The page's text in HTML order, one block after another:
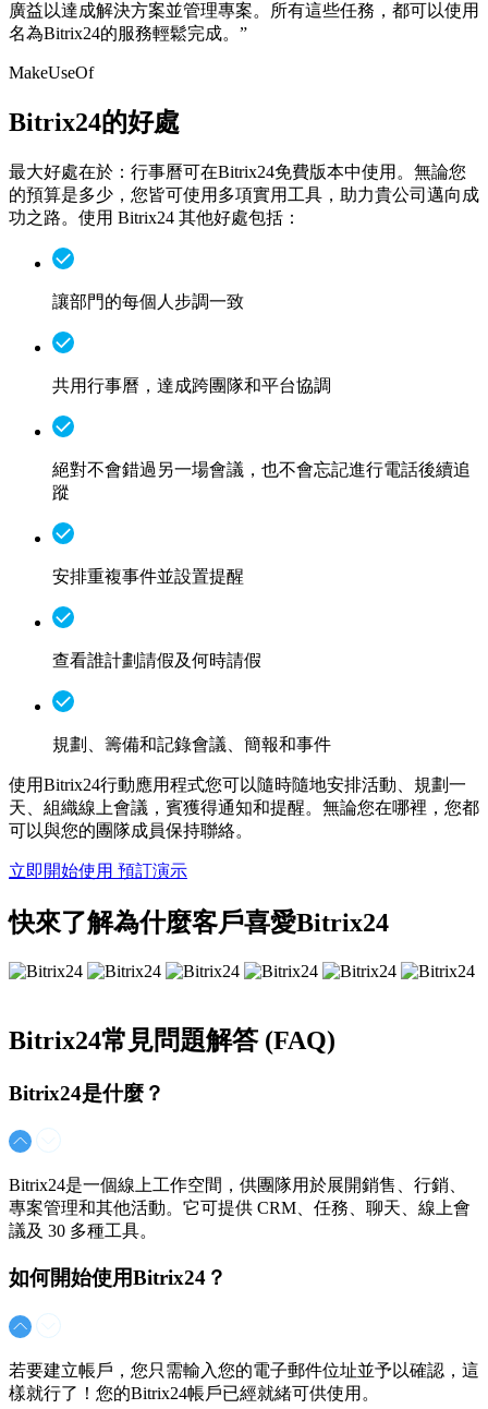
廣益以達成解決方案並管理專案。所有這些任務，都可以使用
名為Bitrix24的服務輕鬆完成。”
MakeUseOf
Bitrix24的好處
最大好處在於：行事曆可在Bitrix24免費版本中使用。無論您
的預算是多少，您皆可使用多項實用工具，助力貴公司邁向成
功之路。使用 Bitrix24 其他好處包括：
讓部門的每個人步調一致
共用行事曆，達成跨團隊和平台協調
絕對不會錯過另一場會議，也不會忘記進行電話後續追
蹤
安排重複事件並設置提醒
查看誰計劃請假及何時請假
規劃、籌備和記錄會議、簡報和事件
使用Bitrix24行動應用程式您可以隨時隨地安排活動、規劃一
天、組織線上會議，賓獲得通知和提醒。無論您在哪裡，您都
可以與您的團隊成員保持聯絡。
立即開始使用 預訂演示
快來了解為什麼客戶喜愛Bitrix24
Bitrix24常見問題解答 (FAQ)
Bitrix24是什麼？
Bitrix24是一個線上工作空間，供團隊用於展開銷售、行銷、
專案管理和其他活動。它可提供 CRM、任務、聊天、線上會
議及 30 多種工具。
如何開始使用Bitrix24？
若要建立帳戶，您只需輸入您的電子郵件位址並予以確認，這
樣就行了！您的Bitrix24帳戶已經就緒可供使用。